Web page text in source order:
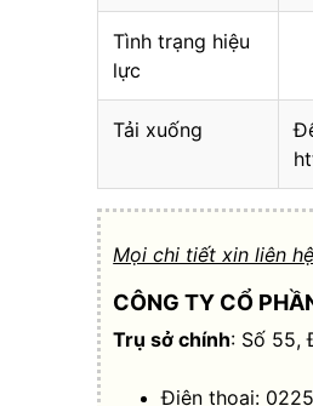
Tình trạng hiệu
lực
Tải xuống
Mọi chi tiết xin liên
CÔNG TY CỔ
Trụ sở chính: Số 55,
Điện thoại: